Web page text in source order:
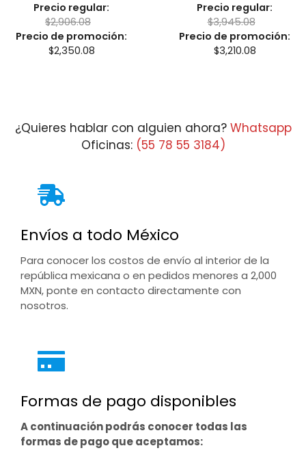
Precio regular:
$2,906.08
Precio de promoción:
$2,350.08
Precio regular:
$3,945.08
Precio de promoción:
$3,210.08
¿Quieres hablar con alguien ahora? Whatsapp
Oficinas: (55 78 55 3184)
Envíos a todo México
Para conocer los costos de envío al interior de la
república mexicana o en pedidos menores a 2,000
MXN, ponte en contacto directamente con
nosotros.
Formas de pago disponibles
A continuación podrás conocer todas las
formas de pago que aceptamos: